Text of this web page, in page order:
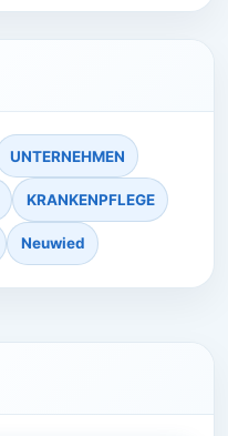
UNTERNEHMEN
KRANKENPFLEGE
Neuwied